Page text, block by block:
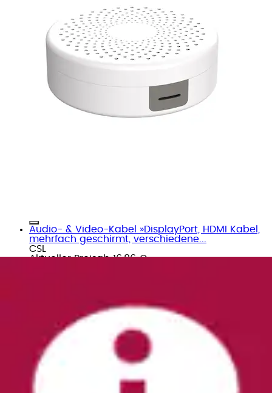
Audio- & Video-Kabel »DisplayPort, HDMI Kabel,
mehrfach geschirmt, verschiedene...
CSL
Aktueller Preisab16,86 €